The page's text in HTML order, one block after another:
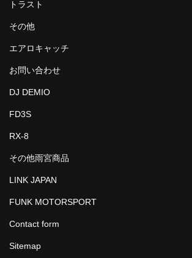
トラスト
その他
エアロキャッチ
お問い合わせ
DJ DEMIO
FD3S
RX-8
その他雨宮商品
LINK JAPAN
FUNK MOTORSPORT
Contact form
Sitemap